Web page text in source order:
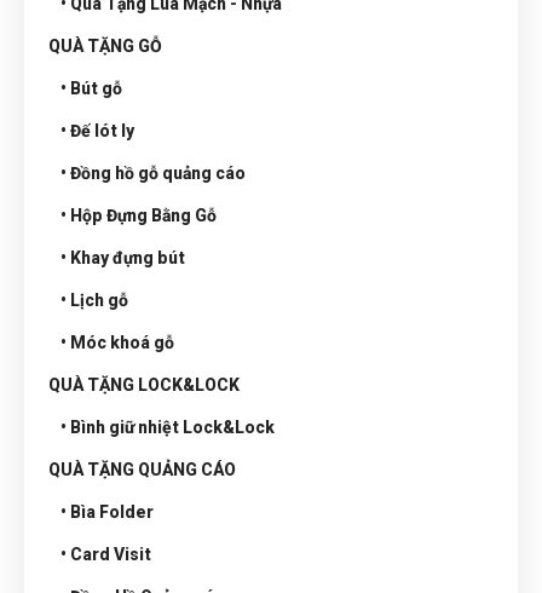
QUÀ TẶNG GỖ
• Bút gỗ
• Đế lót ly
• Đồng hồ gỗ quảng cáo
• Hộp Đựng Bằng Gỗ
• Khay đựng bút
• Lịch gỗ
• Móc khoá gỗ
QUÀ TẶNG LOCK&LOCK
• Bình giữ nhiệt Lock&Lock
QUÀ TẶNG QUẢNG CÁO
• Bìa Folder
• Card Visit